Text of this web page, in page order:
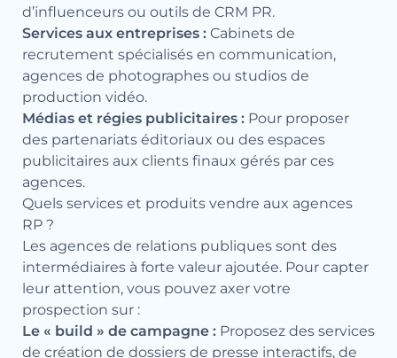
d’influenceurs ou outils de CRM PR.
Services aux entreprises : Cabinets de
recrutement spécialisés en communication,
agences de photographes ou studios de
production vidéo.
Médias et régies publicitaires : Pour proposer
des partenariats éditoriaux ou des espaces
publicitaires aux clients finaux gérés par ces
agences.
Quels services et produits vendre aux agences
RP ?
Les agences de relations publiques sont des
intermédiaires à forte valeur ajoutée. Pour capter
leur attention, vous pouvez axer votre
prospection sur :
Le « build » de campagne : Proposez des services
de création de dossiers de presse interactifs, de